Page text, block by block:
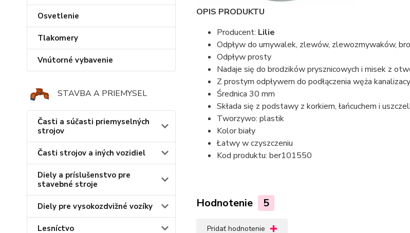
Osvetlenie
Tlakomery
Vnútorné vybavenie
STAVBA A PRIEMYSEL
Časti a súčasti priemyselných
strojov
Časti strojov a iných vozidiel
Diely a príslušenstvo pre
stavebné stroje
Diely pre vysokozdvižné vozíky
Lesníctvo
OPIS PRODUKTU
Producent: Lilie
Odpływ do umywalek, zlewów, zlewozmywaków,
Odpływ prosty
Nadaje się do brodzików prysznicowych i misek z
Z prostym odpływem do podłączenia węża
Średnica 30 mm
Składa się z podstawy z korkiem, łańcuchem i
Tworzywo: plastik
Kolor biały
Łatwy w czyszczeniu
Kod produktu: ber101550
Hodnotenie 5
Pridať hodnotenie